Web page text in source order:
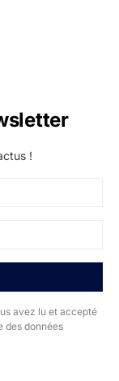
!
avez lu et accepté
des données